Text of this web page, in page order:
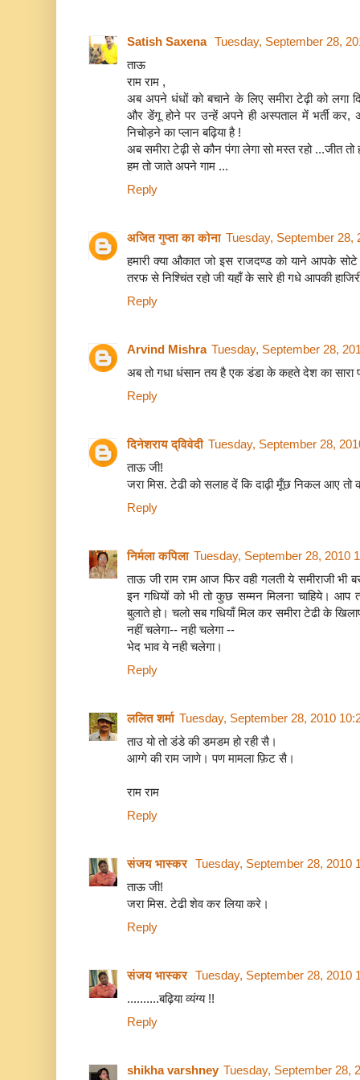
Satish Saxena Tuesday, September 28,
ताऊ
राम राम ,
अब अपने धंधों को बचाने के लिए समीरा टेढ़ी को लगा
और डेंगू होने पर उन्हें अपने ही अस्पताल में भर्ती कर,
निचोड़ने का प्लान बढ़िया है !
अब समीरा टेढ़ी से कौन पंगा लेगा सो मस्त रहो ...जीत तो
हम तो जाते अपने गाम ...
Reply
अजित गुप्ता का कोना Tuesday, September 28,
हमारी क्‍या औकात जो इस राजदण्‍ड को याने आपके
तरफ से निश्चिंत रहो जी यहाँ के सारे ही गधे आपकी
Reply
Arvind Mishra Tuesday, September 28,
अब तो गधा धंसान तय है एक डंडा के कहते देश का सारा
Reply
दिनेशराय द्विवेदी Tuesday, September 28,
ताऊ जी!
जरा मिस. टेढी को सलाह दें कि दाढ़ी मूँछ निकल आए तो
Reply
निर्मला कपिला Tuesday, September 28, 2010
ताऊ जी राम राम आज फिर वही गलती ये समीराजी भी
इन गधियों को भी तो कुछ सम्मन मिलना चाहिये। आप
बुलाते हो। चलो सब गधियाँ मिल कर समीरा टेढी के
नहीं चलेगा-- नही चलेगा --
भेद भाव ये नही चलेगा।
Reply
ललित शर्मा Tuesday, September 28, 2010
ताउ यो तो डंडे की डमडम हो रही सै।
आग्गे की राम जाणे। पण मामला फ़िट सै।
राम राम
Reply
संजय भास्‍कर Tuesday, September 28, 2010
ताऊ जी!
जरा मिस. टेढी शेव कर लिया करे।
Reply
संजय भास्‍कर Tuesday, September 28, 2010
..........बढ़िया व्यंग्य !!
Reply
shikha varshney Tuesday, September 28,